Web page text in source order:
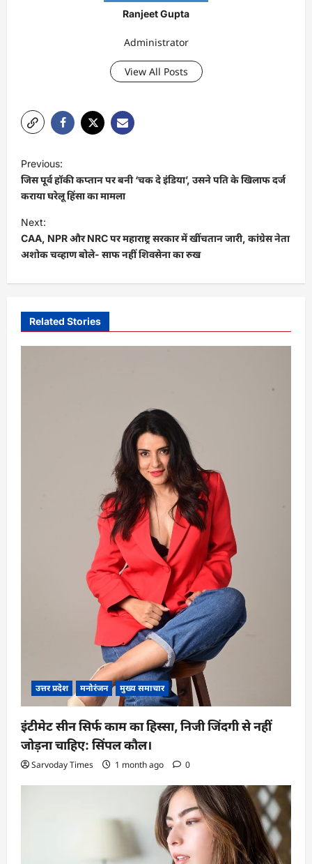
Ranjeet Gupta
Administrator
View All Posts
o
s
t
n
a
v
g
a
Previous:
जिस पूर्व हॉकी कप्तान पर बनी ‘चक दे इंडिया’, उसने पति के खिलाफ दर्ज
कराया घरेलू हिंसा का मामला
Next:
CAA, NPR और NRC पर महाराष्ट्र सरकार में खींचतान जारी, कांग्रेस नेता
अशोक चव्हाण बोले- साफ नहीं शिवसेना का रुख
Related Stories
उत्तर प्रदेश मनोरंजन मुख्य समाचार
इंटीमेट सीन सिर्फ काम का हिस्सा, निजी जिंदगी से नहीं
जोड़ना चाहिए: सिंपल कौल।
Sarvoday Times 1 month ago 0